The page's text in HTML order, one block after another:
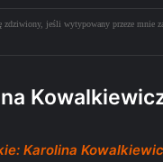
zdziwiony, jeśli wytypowany przeze mnie
Karolina